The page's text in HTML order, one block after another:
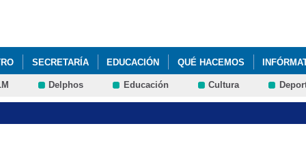
SECRETARÍA EDUCACIÓN QUÉ HACEMOS
Delphos Educación Cultura